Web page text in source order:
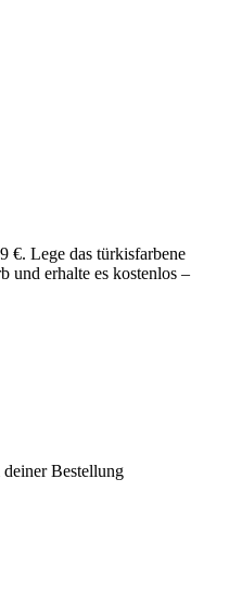
€. Lege das türkisfarbene
und erhalte es kostenlos –
Bestellung